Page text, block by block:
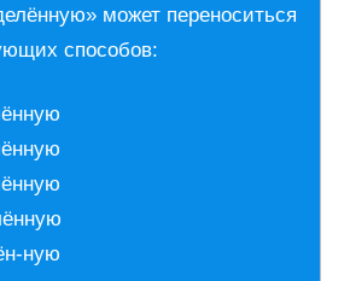
может переноситься
способов:
ную